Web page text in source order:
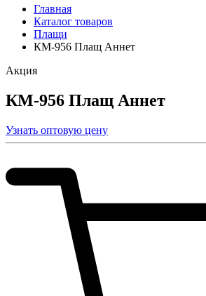
Главная
Каталог товаров
Плащи
КМ-956 Плащ Аннет
Акция
КМ-956 Плащ Аннет
Узнать оптовую цену